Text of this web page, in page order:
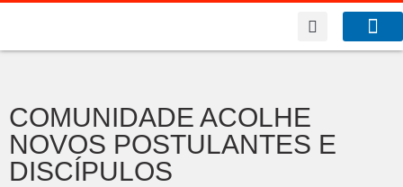
COMUNIDADE ACOLHE
NOVOS POSTULANTES E
DISCÍPULOS